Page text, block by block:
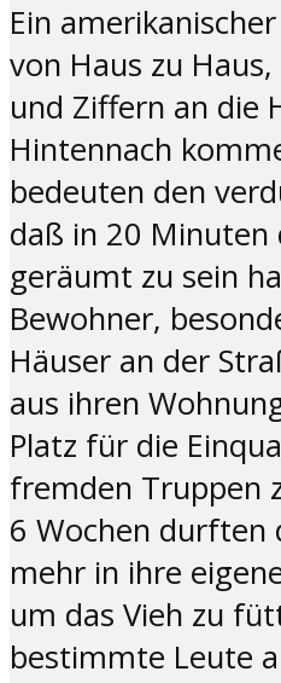
Ein
von Haus zu
und Ziffern an die
Hintennach
bedeuten den
daß in 20 Minuten
geräumt zu sein
Bewohner,
Häuser an der
aus ihren
Platz für die
fremden Truppen
6 Wochen durften
mehr in ihre
um das Vieh zu
bestimmte Leute